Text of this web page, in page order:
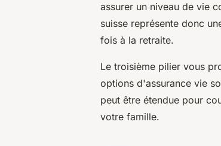
assurer un niveau de vie
suisse représente donc
fois à la retraite.
Le troisième pilier vous
options d'assurance vie
peut être étendue pour
votre famille.